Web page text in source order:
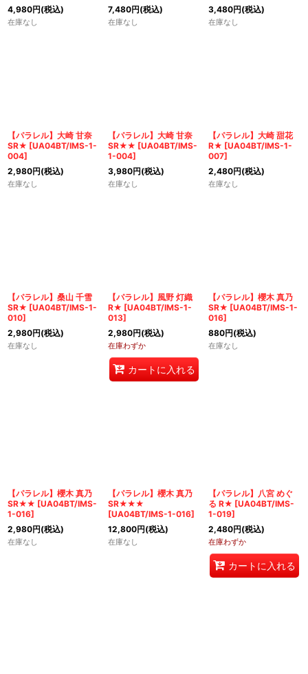
4,980円(税込)
在庫なし
7,480円(税込)
在庫なし
3,480円(税込)
在庫なし
【パラレル】大崎 甘奈
SR★ [UA04BT/IMS-1-
004]
2,980円(税込)
在庫なし
【パラレル】大崎 甘奈
SR★★ [UA04BT/IMS-
1-004]
3,980円(税込)
在庫なし
【パラレル】大崎 甜花
R★ [UA04BT/IMS-1-
007]
2,480円(税込)
在庫なし
【パラレル】桑山 千雪
SR★ [UA04BT/IMS-1-
010]
2,980円(税込)
在庫なし
【パラレル】風野 灯織
R★ [UA04BT/IMS-1-
013]
2,980円(税込)
在庫わずか
カートに入れる
【パラレル】櫻木 真乃
SR★ [UA04BT/IMS-1-
016]
880円(税込)
在庫なし
【パラレル】櫻木 真乃
SR★★ [UA04BT/IMS-
1-016]
2,980円(税込)
在庫なし
【パラレル】櫻木 真乃
SR★★★
[UA04BT/IMS-1-016]
12,800円(税込)
在庫なし
【パラレル】八宮 めぐ
る R★ [UA04BT/IMS-
1-019]
2,480円(税込)
在庫わずか
カートに入れる